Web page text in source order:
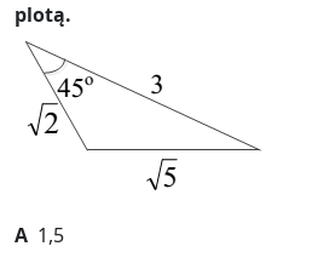
plotą.
A 1,5